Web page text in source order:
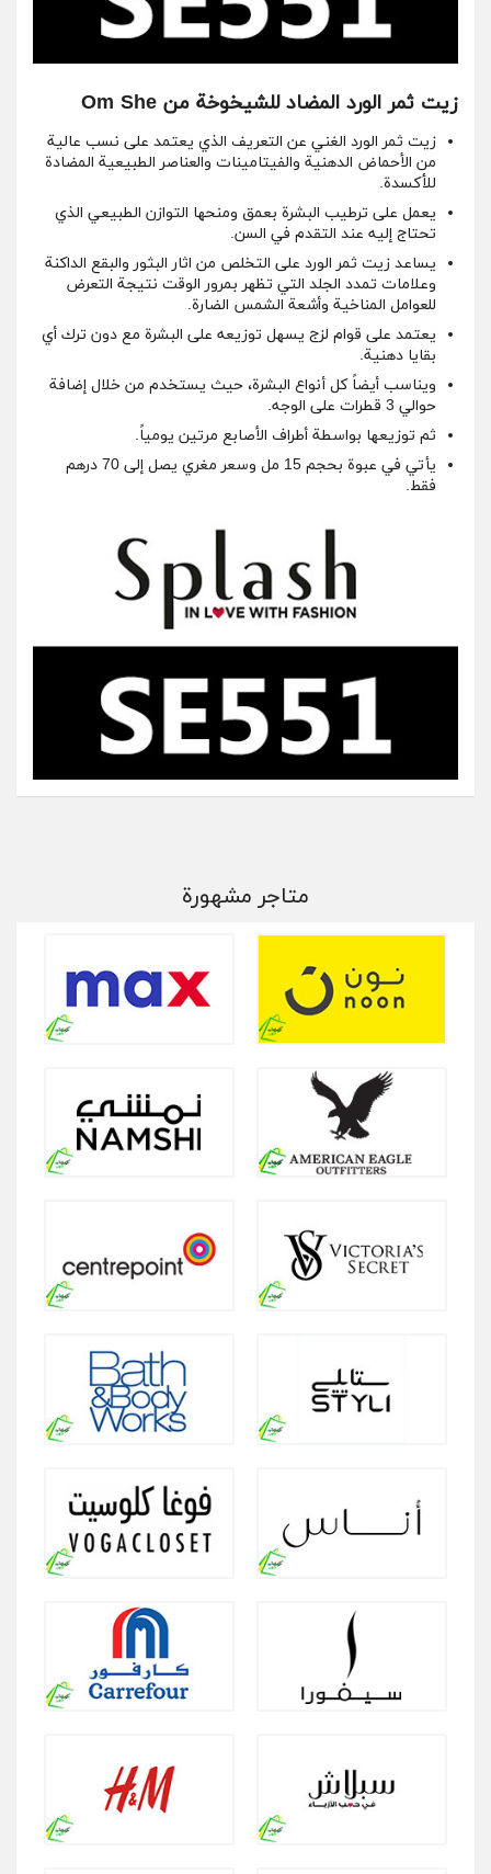
زيت ثمر الورد المضاد للشيخوخة من Om She
زيت ثمر الورد الغني عن التعريف الذي يعتمد على نسب عالية
من الأحماض الدهنية والفيتامينات والعناصر الطبيعية المضادة
للأكسدة.
يعمل على ترطيب البشرة بعمق ومنحها التوازن الطبيعي الذي
تحتاج إليه عند التقدم في السن.
يساعد زيت ثمر الورد على التخلص من اثار البثور والبقع الداكنة
وعلامات تمدد الجلد التي تظهر بمرور الوقت نتيجة التعرض
للعوامل المناخية وأشعة الشمس الضارة.
يعتمد على قوام لزج يسهل توزيعه على البشرة مع دون ترك أي
بقايا دهنية.
ويناسب أيضاً كل أنواع البشرة، حيث يستخدم من خلال إضافة
حوالي 3 قطرات على الوجه.
ثم توزيعها بواسطة أطراف الأصابع مرتين يومياً.
يأتي في عبوة بحجم 15 مل وسعر مغري يصل إلى 70 درهم
فقط.
متاجر مشهورة